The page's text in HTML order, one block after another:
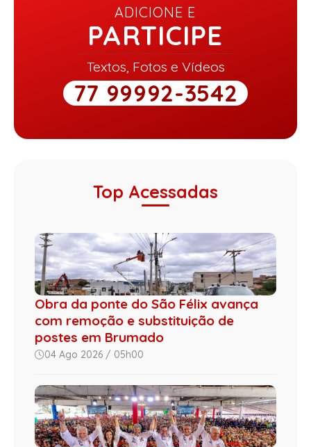
ADICIONE E
PARTICIPE
Textos, Fotos e Vídeos
77 99992-3542
Top Acessadas
Obra da ponte do São Félix avança
com remoção e substituição de
postes em Brumado
04 Ago 2026 / 05h00